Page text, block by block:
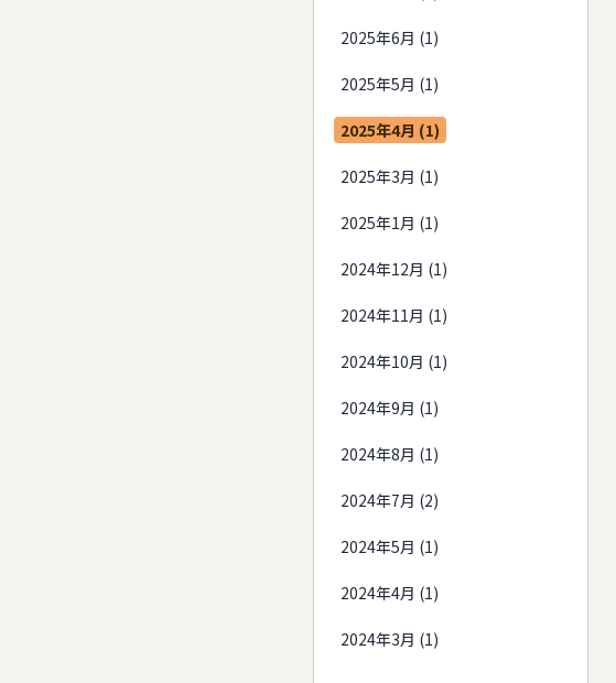
2025年6月 (1)
2025年5月 (1)
2025年4月 (1)
2025年3月 (1)
2025年1月 (1)
2024年12月 (1)
2024年11月 (1)
2024年10月 (1)
2024年9月 (1)
2024年8月 (1)
2024年7月 (2)
2024年5月 (1)
2024年4月 (1)
2024年3月 (1)